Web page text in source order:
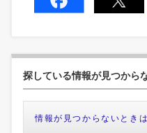
探している情報が見つから
情報が見つからないときは